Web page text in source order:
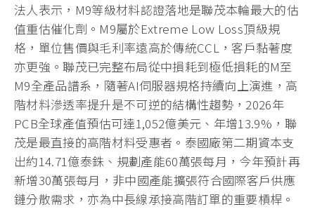
法人表示，M9等級材料認證落地是聯茂本輪最大的估
值重估催化劑。M9屬於Extreme Low Loss頂級規
格，單位售價與毛利率遠高於傳統CCL，客戶黏著度
亦更強。聯茂已完整布局從中損耗到極低損耗的M至
M9全產品譜系，隨著AI伺服器規格持續向上演進，高
階材料滲透率提升是不可逆的結構性趨勢，2026年
PCB全球產值預估可達1,052億美元、年增13.9%，聯
茂是最直接的高階材料受惠者。泰國廠第二期資本支
出約14.71億泰銖、規劃產能60萬張每月，今年預計再
新增30萬張每月，非中國產能擴張符合國際客戶供應
鏈分散需求，亦為中長線承接高階訂單的重要槓桿。